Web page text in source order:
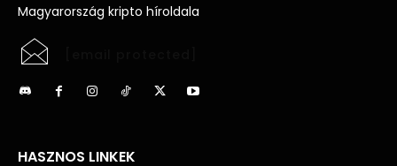
Magyarország kripto híroldala
HASZNOS LINKEK